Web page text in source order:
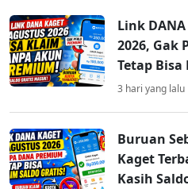
Link
2026, Gak
Tetap
3 hari yang lalu
Buruan
Kaget
Kasih